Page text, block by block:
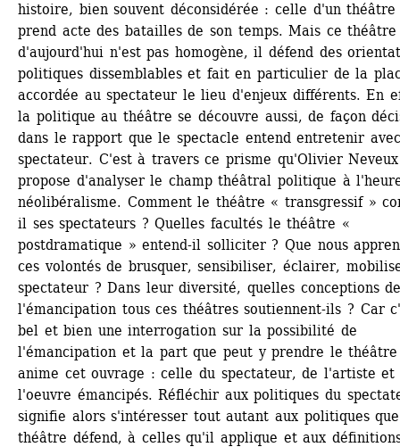
histoire, bien souvent déconsidérée : celle d'un théâtre
prend acte des batailles de son temps. Mais ce théâtre
d'aujourd'hui n'est pas homogène, il défend des
politiques dissemblables et fait en particulier de la
accordée au spectateur le lieu d'enjeux différents. En
la politique au théâtre se découvre aussi, de façon
dans le rapport que le spectacle entend entretenir
spectateur. C'est à travers ce prisme qu'Olivier Neveux
propose d'analyser le champ théâtral politique à
néolibéralisme. Comment le théâtre « transgressif »
il ses spectateurs ? Quelles facultés le théâtre «
postdramatique » entend-il solliciter ? Que nous
ces volontés de brusquer, sensibiliser, éclairer,
spectateur ? Dans leur diversité, quelles conceptions
l'émancipation tous ces théâtres soutiennent-ils ? Car
bel et bien une interrogation sur la possibilité de
l'émancipation et la part que peut y prendre le
anime cet ouvrage : celle du spectateur, de l'artiste et
l'oeuvre émancipés. Réfléchir aux politiques du
signifie alors s'intéresser tout autant aux politiques
théâtre défend, à celles qu'il applique et aux